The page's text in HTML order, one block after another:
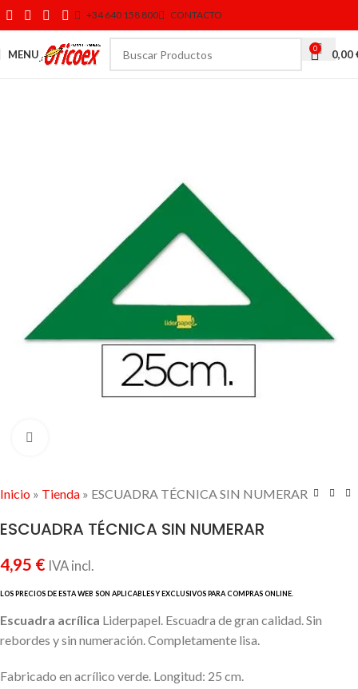
+34 640 158 800 CONTACTO
MENU 0 0,00
Inicio » Tienda » ESCUADRA TÉCNICA SIN NUMERAR
ESCUADRA TÉCNICA SIN NUMERAR
4,95 € IVA incl.
Escuadra acrílica Liderpapel. Escuadra de gran calidad. Sin
rebordes y sin numeración. Completamente lisa.
Fabricado en acrílico verde. Longitud: 25 cm.